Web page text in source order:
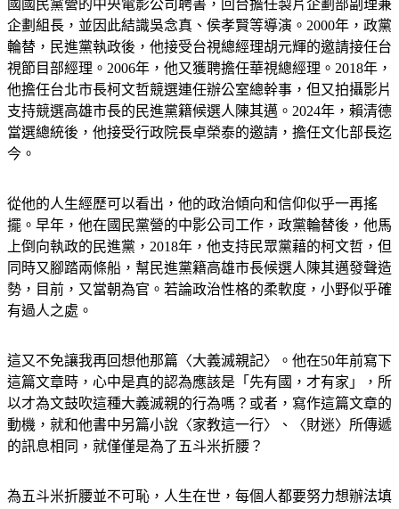
國國民黨營的中央電影公司聘書，回台擔任製片企劃部副理兼
企劃組長，並因此結識吳念真、侯孝賢等導演。2000年，政黨
輪替，民進黨執政後，他接受台視總經理胡元輝的邀請接任台
視節目部經理。2006年，他又獲聘擔任華視總經理。2018年，
他擔任台北市長柯文哲競選連任辦公室總幹事，但又拍攝影片
支持競選高雄市長的民進黨籍候選人陳其邁。2024年，賴清德
當選總統後，他接受行政院長卓榮泰的邀請，擔任文化部長迄
今。
從他的人生經歷可以看出，他的政治傾向和信仰似乎一再搖
擺。早年，他在國民黨營的中影公司工作，政黨輪替後，他馬
上倒向執政的民進黨，2018年，他支持民眾黨藉的柯文哲，但
同時又腳踏兩條船，幫民進黨籍高雄市長候選人陳其邁發聲造
勢，目前，又當朝為官。若論政治性格的柔軟度，小野似乎確
有過人之處。
這又不免讓我再回想他那篇〈大義滅親記〉。他在50年前寫下
這篇文章時，心中是真的認為應該是「先有國，才有家」，所
以才為文鼓吹這種大義滅親的行為嗎？或者，寫作這篇文章的
動機，就和他書中另篇小說〈家教這一行〉、〈財迷〉所傳遞
的訊息相同，就僅僅是為了五斗米折腰？
為五斗米折腰並不可恥，人生在世，每個人都要努力想辦法填